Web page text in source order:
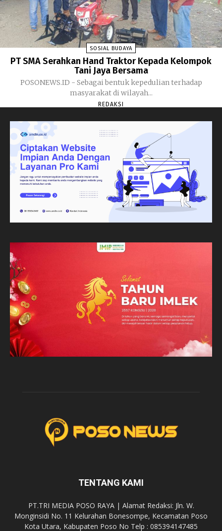
SOSIAL BUDAYA
PT SMA Serahkan Hand Traktor Kepada Kelompok
Tani Jaya Bersama
POSONEWS.ID - Sebagai bentuk kepedulian terhadap
masyarakat di wilayah...
REDAKSI
TENTANG KAMI
PT.TRI MEDIA POSO RAYA | Alamat Redaksi: Jln. W.
Monginsidi No. 11 Kelurahan Bonesompe, Kecamatan Poso
Kota Utara, Kabupaten Poso No Telp : 085394147485